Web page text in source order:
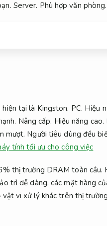
Server. Phù hợp văn phòng.
tại là Kingston. PC. Hiệu
Nâng cấp. Hiệu năng cao.
mượt. Người tiêu dùng đều
tính tối ưu cho công việc
thị trường DRAM toàn cầu.
trì dễ dàng. các mặt hàng
vi xử lý khác trên thị